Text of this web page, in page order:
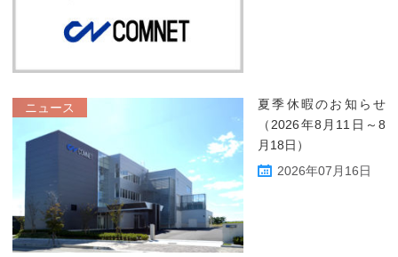
ニュース
夏季休暇のお知らせ
（2026年8月11日～8
月18日）
2026年07月16日